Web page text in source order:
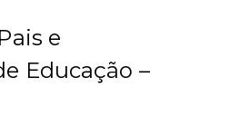
e
Educação –